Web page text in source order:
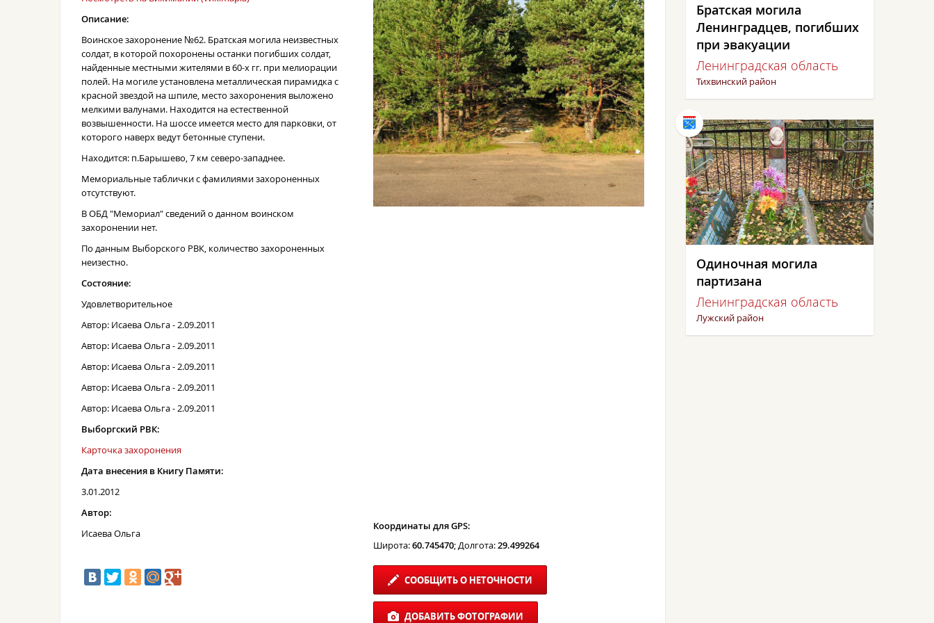
Описание:
Воинское захоронение №62. Братская могила неизвестных
солдат, в которой похоронены останки погибших солдат,
найденные местными жителями в 60-х гг. при мелиорации
полей. На могиле установлена металлическая пирамидка с
красной звездой на шпиле, место захоронения выложено
мелкими валунами. Находится на естественной
возвышенности. На шоссе имеется место для парковки, от
которого наверх ведут бетонные ступени.
Находится: п.Барышево, 7 км северо-западнее.
Мемориальные таблички с фамилиями захороненных
отсутствуют.
В ОБД "Мемориал" сведений о данном воинском
захоронении нет.
По данным Выборского РВК, количество захороненных
неизестно.
Состояние:
Удовлетворительное
Автор: Исаева Ольга - 2.09.2011
Автор: Исаева Ольга - 2.09.2011
Автор: Исаева Ольга - 2.09.2011
Автор: Исаева Ольга - 2.09.2011
Автор: Исаева Ольга - 2.09.2011
Выборгский РВК:
Карточка захоронения
Дата внесения в Книгу Памяти:
3.01.2012
Автор:
Исаева Ольга
Координаты для GPS:
Широта:60.745470; Долгота:29.499264
СООБЩИТЬ О НЕТОЧНОСТИ
ДОБАВИТЬ ФОТОГРАФИИ
Братская могила
Ленинградцев, погибших
при эвакуации
Ленинградская область
Тихвинский район
Одиночная могила
партизана
Ленинградская область
Лужский район